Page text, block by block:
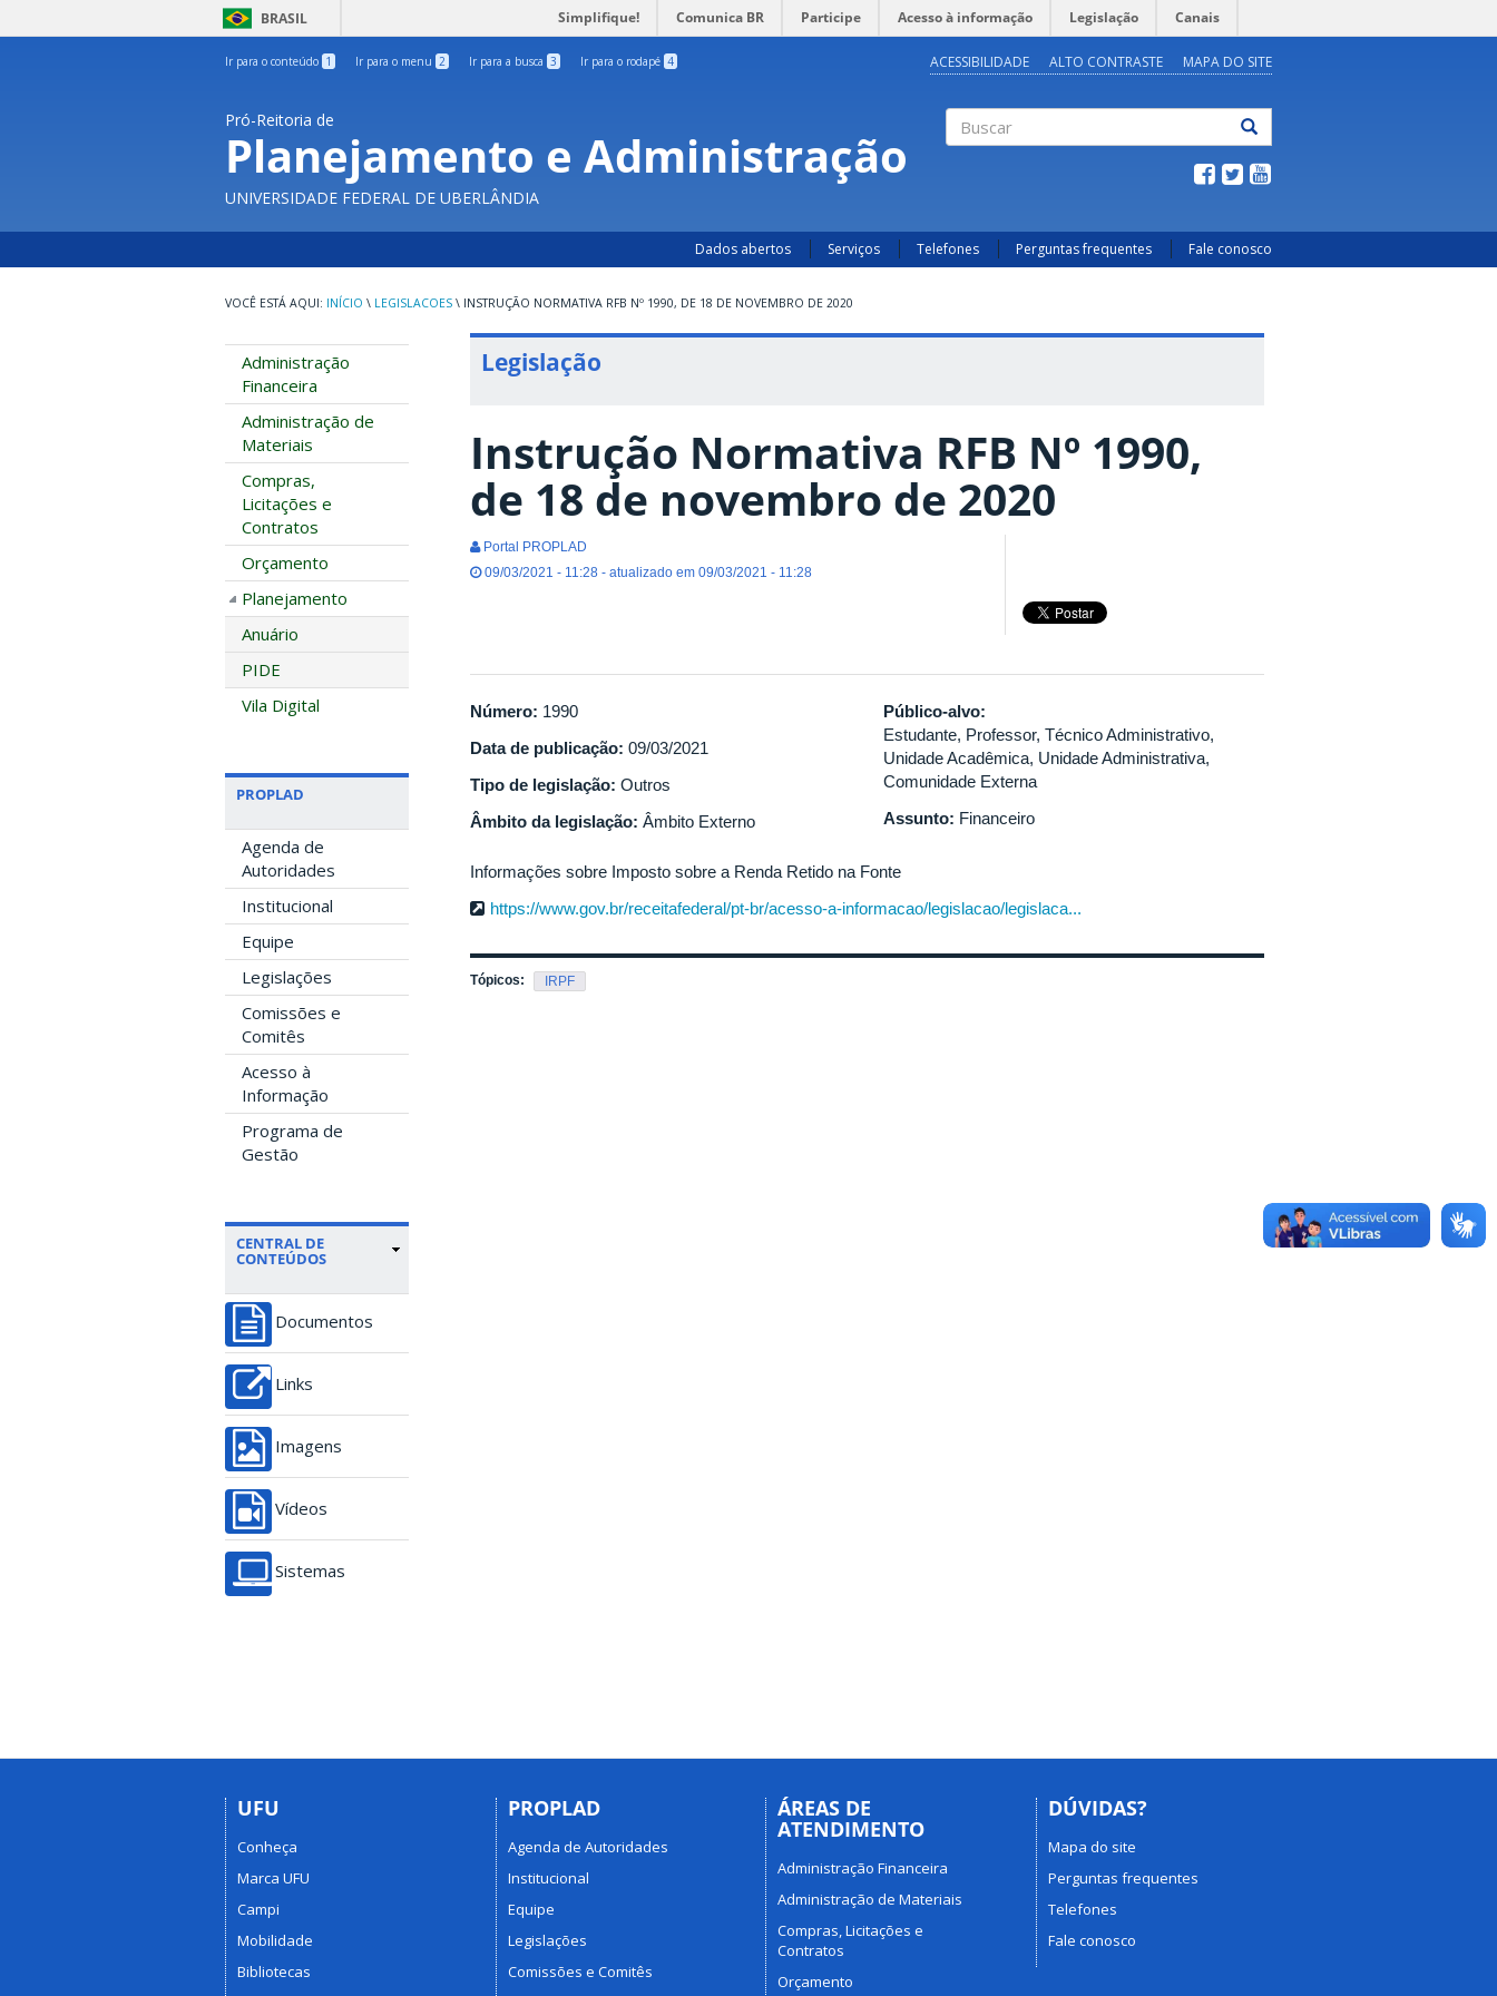
BRASIL Simplifique! Comunica BR Participe Acesso à informação Legislação Canais
Ir para o conteúdo 1 Ir para o menu 2 Ir para a busca 3 Ir para o rodapé 4 ACESSIBILIDADE ALTO CONTRASTE MAPA DO SITE
Pró-Reitoria de
Planejamento e Administração
UNIVERSIDADE FEDERAL DE UBERLÂNDIA
Dados abertos Serviços Telefones Perguntas frequentes Fale conosco
INÍCIO \ LEGISLACOES \ INSTRUÇÃO NORMATIVA RFB Nº 1990, DE 18 DE NOVEMBRO DE 2020
Administração
Financeira
Administração de
Materiais
Compras,
Licitações e
Contratos
Orçamento
Planejamento
Anuário
PIDE
Vila Digital
PROPLAD
Agenda de
Autoridades
Institucional
Equipe
Legislações
Comissões e
Comitês
Acesso à
Informação
Programa de
Gestão
CENTRAL DE
CONTEÚDOS
Documentos
Links
Imagens
Vídeos
Sistemas
Legislação
Instrução Normativa RFB Nº 1990,
de 18 de novembro de 2020
Portal PROPLAD
09/03/2021 - 11:28 - atualizado em 09/03/2021 - 11:28
Número: 1990
Data de publicação: 09/03/2021
Tipo de legislação: Outros
Âmbito da legislação: Âmbito Externo
Público-alvo:
Estudante, Professor, Técnico Administrativo,
Unidade Acadêmica, Unidade Administrativa,
Comunidade Externa
Assunto: Financeiro
Informações sobre Imposto sobre a Renda Retido na Fonte
https://www.gov.br/receitafederal/pt-br/acesso-a-informacao/legislacao/legislaca...
Tópicos: IRPF
UFU
Conheça
Marca UFU
Campi
Mobilidade
Bibliotecas
PROPLAD
Agenda de Autoridades
Institucional
Equipe
Legislações
Comissões e Comitês
ÁREAS DE
ATENDIMENTO
Administração Financeira
Administração de Materiais
Compras, Licitações e
Contratos
Orçamento
DÚVIDAS?
Mapa do site
Perguntas frequentes
Telefones
Fale conosco